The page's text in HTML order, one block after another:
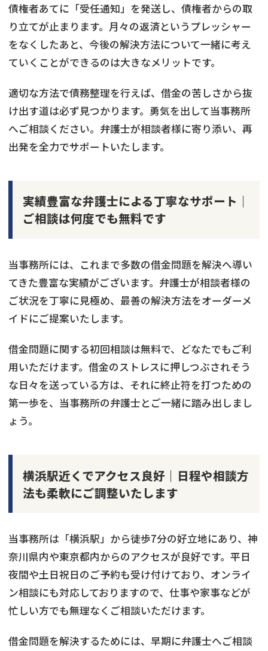
債権者あてに「受任通知」を発送し、債権者からの取
り立てが止まります。月々の返済というプレッシャー
をなくしたあと、今後の解決方法について一緒に考え
ていくことができるのは大きなメリットです。
適切な方法で債務整理を行えば、借金の苦しさから抜
け出す道は必ず見つかります。勇気を出して当事務所
へご相談ください。弁護士が相談者様に寄り添い、再
出発を全力でサポートいたします。
実績豊富な弁護士による丁寧なサポート｜
ご相談は何度でも無料です
当事務所には、これまで多数の借金問題を解決へ導い
てきた豊富な実績がございます。弁護士が相談者様の
ご状況を丁寧に見極め、最善の解決方法をオーダーメ
イドにご提案いたします。
借金問題に関する初回相談は無料で、どなたでもご利
用いただけます。借金のストレスに押しつぶされそう
な日々を送っている方は、それに終止符を打つための
第一歩を、当事務所の弁護士とご一緒に踏み出しまし
ょう。
横浜駅近くでアクセス良好｜日程や相談方
法も柔軟にご調整いたします
当事務所は「横浜駅」から徒歩7分の好立地にあり、神
奈川県内や東京都内からのアクセスが良好です。平日
夜間や土日祝日のご予約も受け付けており、オンライ
ン相談にも対応しておりますので、仕事や家事などが
忙しい方でも無理なくご相談いただけます。
借金問題を解決するためには、早期に弁護士へご相談